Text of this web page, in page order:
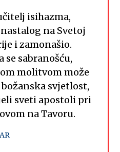
isihazma,
na Svetoj
i zamonašio.
sabranošću,
molitvom može
svjetlost,
sveti apostoli pri
na Tavoru.